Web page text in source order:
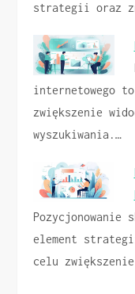
strategii oraz
internetowego
zwiększenie
wyszukiwania.…
Pozycjonowanie
element
celu